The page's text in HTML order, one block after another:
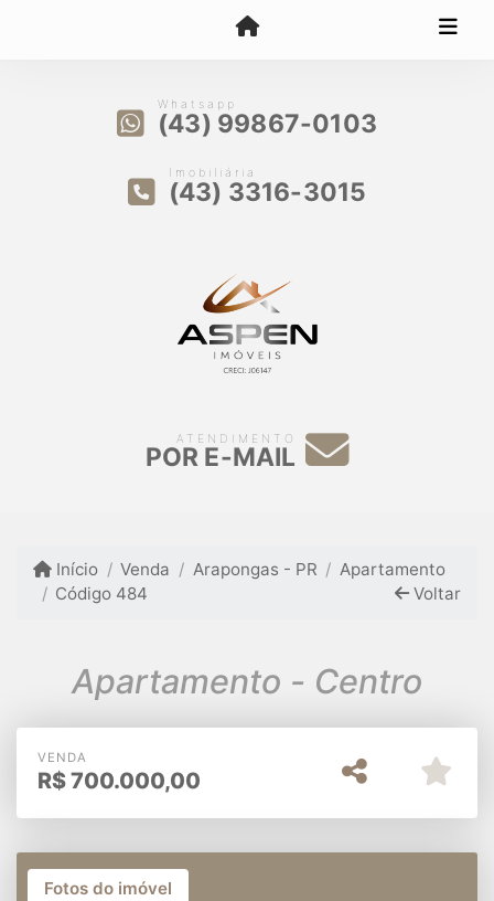
Whatsapp
(43) 99867-0103
Imobiliária
(43) 3316-3015
ATENDIMENTO
POR E-MAIL
Início Venda Arapongas - PR
Apartamento
Código 484
Voltar
Apartamento - Centro
VENDA
R$700.000,00
Fotos do imóvel